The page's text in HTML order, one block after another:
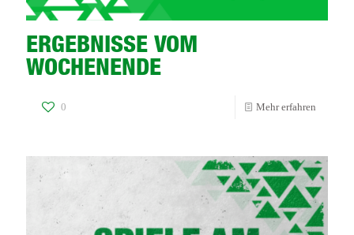
ERGEBNISSE VOM
WOCHENENDE
0 Mehr erfahren
VOM